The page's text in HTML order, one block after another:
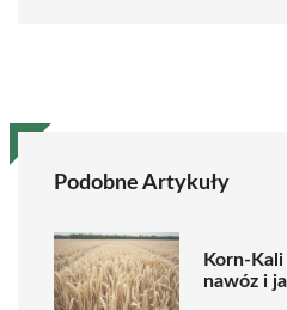
Podobne Artykuły
Korn-
nawóz i